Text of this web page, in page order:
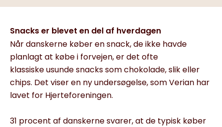
Snacks er blevet en del af hverdagen
Når danskerne køber en snack, de ikke havde
planlagt at købe i forvejen, er det ofte
klassiske usunde snacks som chokolade, slik eller
chips. Det viser en ny undersøgelse, som Verian har
lavet for Hjerteforeningen.
31 procent af danskerne svarer, at de typisk køber